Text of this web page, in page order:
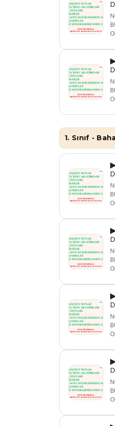
1. Sınıf -